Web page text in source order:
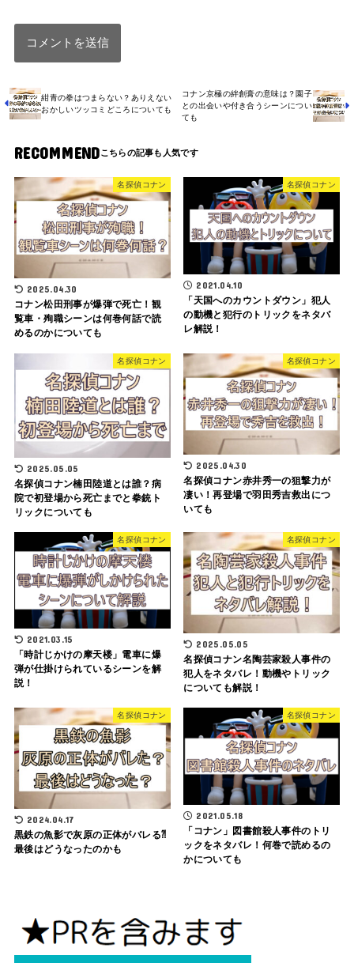
紺青の拳はつまらない？ありえない
おかしいツッコミどころについても
コナン京極の絆創膏の意味は？園子
との出会いや付き合うシーンについ
ても
RECOMMEND
名探偵コナン
2025.04.30
コナン松田刑事が爆弾で死亡！観
覧車・殉職シーンは何巻何話で読
めるのかについても
名探偵コナン
2021.04.10
「天国へのカウントダウン」犯人
の動機と犯行のトリックをネタバ
レ解説！
名探偵コナン
2025.05.05
名探偵コナン楠田陸道とは誰？病
院で初登場から死亡までと拳銃ト
リックについても
名探偵コナン
2025.04.30
名探偵コナン赤井秀一の狙撃力が
凄い！再登場で羽田秀吉救出につ
いても
名探偵コナン
2021.03.15
「時計じかけの摩天楼」電車に爆
弾が仕掛けられているシーンを解
説！
名探偵コナン
2025.05.05
名探偵コナン名陶芸家殺人事件の
犯人をネタバレ！動機やトリック
についても解説！
名探偵コナン
2024.04.17
黒鉄の魚影で灰原の正体がバレる⁈
最後はどうなったのかも
名探偵コナン
2021.05.18
「コナン」図書館殺人事件のトリ
ックをネタバレ！何巻で読めるの
かについても